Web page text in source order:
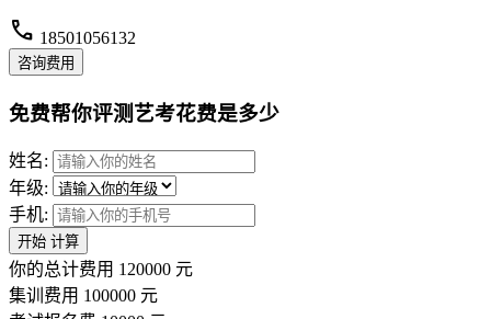
call 18501056132
咨询费用
免费帮你评测艺考花费是多少
姓名:
年级:
手机:
开始 计算
你的总计费用 120000 元
集训费用 100000 元